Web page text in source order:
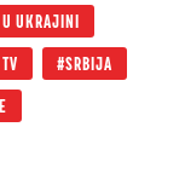
U UKRAJINI
SRBIJA